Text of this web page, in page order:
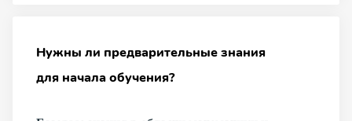
Нужны ли предварительные знания
для начала обучения?